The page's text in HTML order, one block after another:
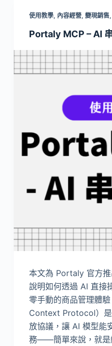
使用教學, 內容經營, 變現銷售,
Portaly MCP – AI
本文為 Portaly 官方推
說明如何透過 AI 直接
零手動的商品管理體
Context Protocol）
放協議，讓 AI 模型能
務——簡單來說，就是